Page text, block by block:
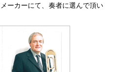
ーカーにて、奏者に選んで頂い